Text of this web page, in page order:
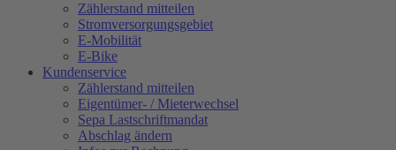
Zählerstand mitteilen
Stromversorgungsgebiet
E-Mobilität
E-Bike
Kundenservice
Zählerstand mitteilen
Eigentümer- / Mieterwechsel
Sepa Lastschriftmandat
Abschlag ändern